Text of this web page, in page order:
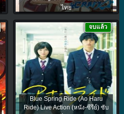
ไทย
Blue Spring Ride (Ao Haru
Ride) Live Action (หนัง-ซีรีย์) ซับ
จบแล้ว